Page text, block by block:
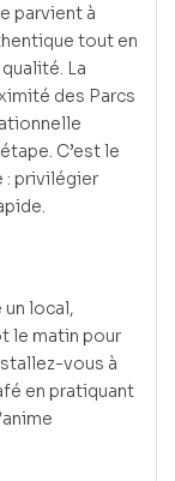
parvient à
tout en
La
des Parcs
C’est le
: privilégier
un local,
le matin pour
vous à
en pratiquant